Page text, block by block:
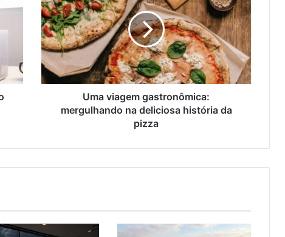
gastronômica:
mergulhando
na
deliciosa
história
da
pizza
Uma viagem gastronômica:
mergulhando na deliciosa história da
pizza